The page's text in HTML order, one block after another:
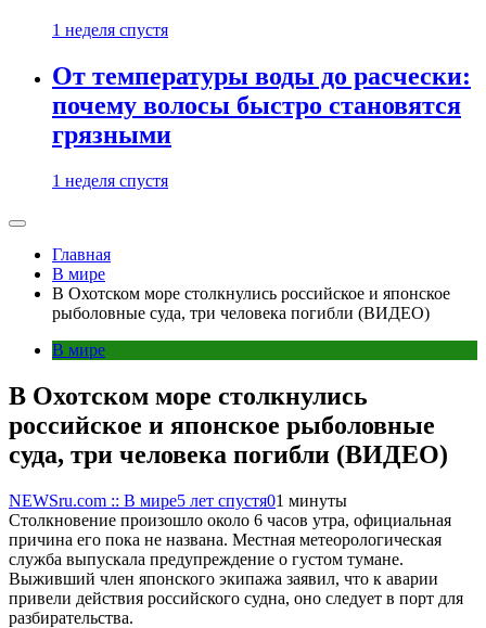
1 неделя спустя
От температуры воды до расчески:
почему волосы быстро становятся
грязными
1 неделя спустя
Главная
В мире
В Охотском море столкнулись российское и японское
рыболовные суда, три человека погибли (ВИДЕО)
В мире
В Охотском море столкнулись
российское и японское рыболовные
суда, три человека погибли (ВИДЕО)
NEWSru.com :: В мире5 лет спустя01 минуты
Столкновение произошло около 6 часов утра, официальная
причина его пока не названа. Местная метеорологическая
служба выпускала предупреждение о густом тумане.
Выживший член японского экипажа заявил, что к аварии
привели действия российского судна, оно следует в порт для
разбирательства.